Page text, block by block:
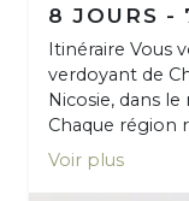
8 JOURS -
Itinéraire Vous
verdoyant de
Nicosie, dans
Chaque région
Voir plus